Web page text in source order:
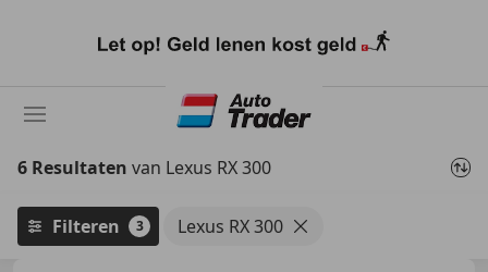
naar
6 Resultaten van Lexus RX 300
Filteren 3 Lexus RX 300